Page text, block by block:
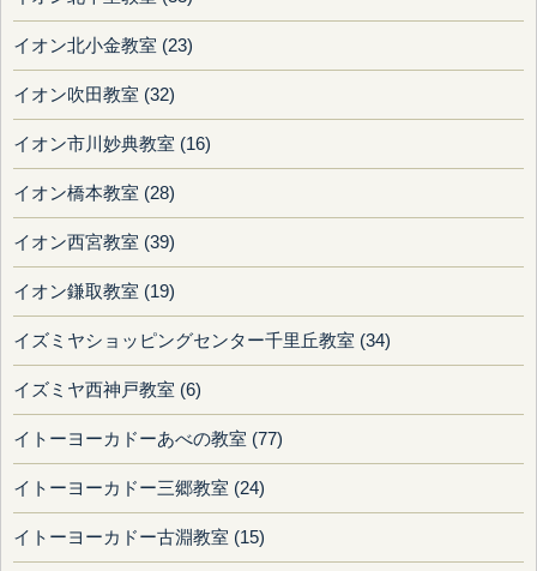
イオン北小金教室 (23)
イオン吹田教室 (32)
イオン市川妙典教室 (16)
イオン橋本教室 (28)
イオン西宮教室 (39)
イオン鎌取教室 (19)
イズミヤショッピングセンター千里丘教室 (34)
イズミヤ西神戸教室 (6)
イトーヨーカドーあべの教室 (77)
イトーヨーカドー三郷教室 (24)
イトーヨーカドー古淵教室 (15)